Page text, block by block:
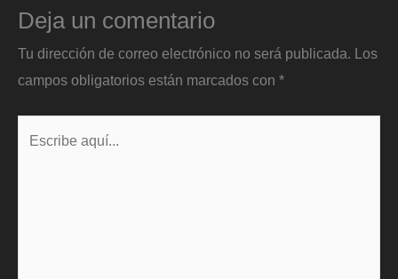
Deja un comentario
Tu dirección de correo electrónico no será publicada. Los
campos obligatorios están marcados con *